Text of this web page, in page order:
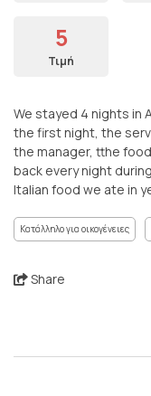
5
Τιμή
We stayed 4 nights in
the first night, the
the manager, tthe
back every night
Italian food we ate in
Κατάλληλο για οικογένειες
Share